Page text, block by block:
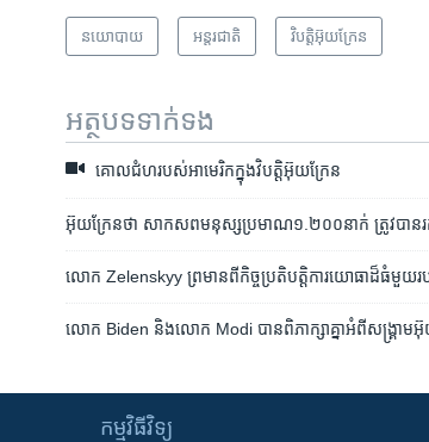
នយោបាយ អន្តរជាតិ វិបត្តិអ៊ុយក្រែន
អត្ថបទ​ទាក់ទង
គោល​ជំហ​របស់​អាមេរិក​ក្នុង​វិបត្តិ​អ៊ុយក្រែន
អ៊ុយក្រែន​ថា សាកសព​មនុស្ស​ប្រមាណ​១.២០០នាក់​ ត្រូវ​បាន​រ
លោក Zelenskyy ព្រមាន​ពី​កិច្ចប្រតិបត្តិការ​យោធា​ដ៏​ធំ​មួយ​
លោក Biden និង​លោក Modi បាន​ពិភាក្សា​គ្នា​អំពី​សង្គ្រាម​អ៊ុ
កម្មវិធី​វិទ្យុ